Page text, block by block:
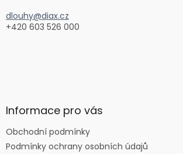
dlouhy@diax.cz
+420 603 526 000
Informace pro vás
Obchodní podmínky
Podmínky ochrany osobních údajů